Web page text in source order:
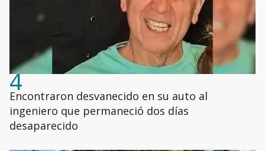
4
Encontraron desvanecido en su auto al
ingeniero que permaneció dos días
desaparecido